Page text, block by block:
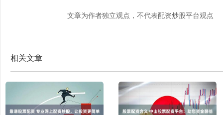
文章为作者独立观点，不代表配资炒股平台观点
相关文章